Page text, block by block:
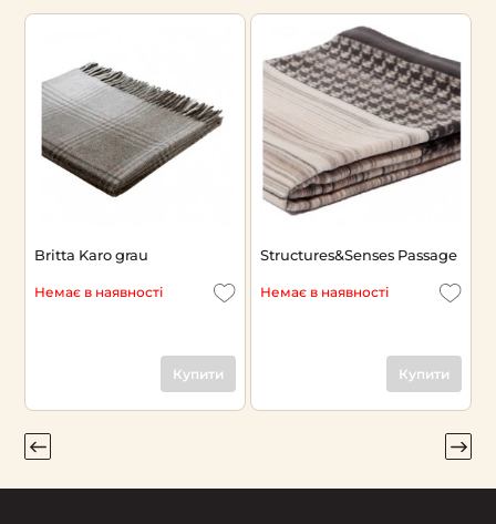
Britta Karo grau
Немає в наявності
Купити
Structures&Senses Passage
Немає в наявності
Купити